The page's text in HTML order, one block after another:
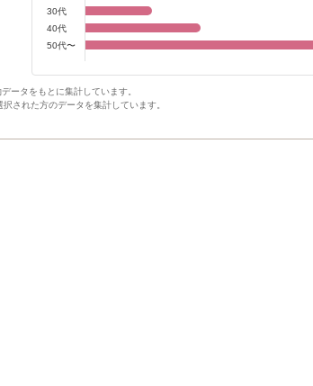
30代
40代
50代〜
ータをもとに集計しています。
された方のデータを集計しています。